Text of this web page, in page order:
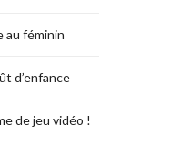
au féminin
d’enfance
de jeu vidéo !